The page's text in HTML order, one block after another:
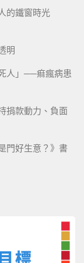
的鐵窗時光
明
人」──痲瘋病患
捐款動力、負面
門好生意？》書